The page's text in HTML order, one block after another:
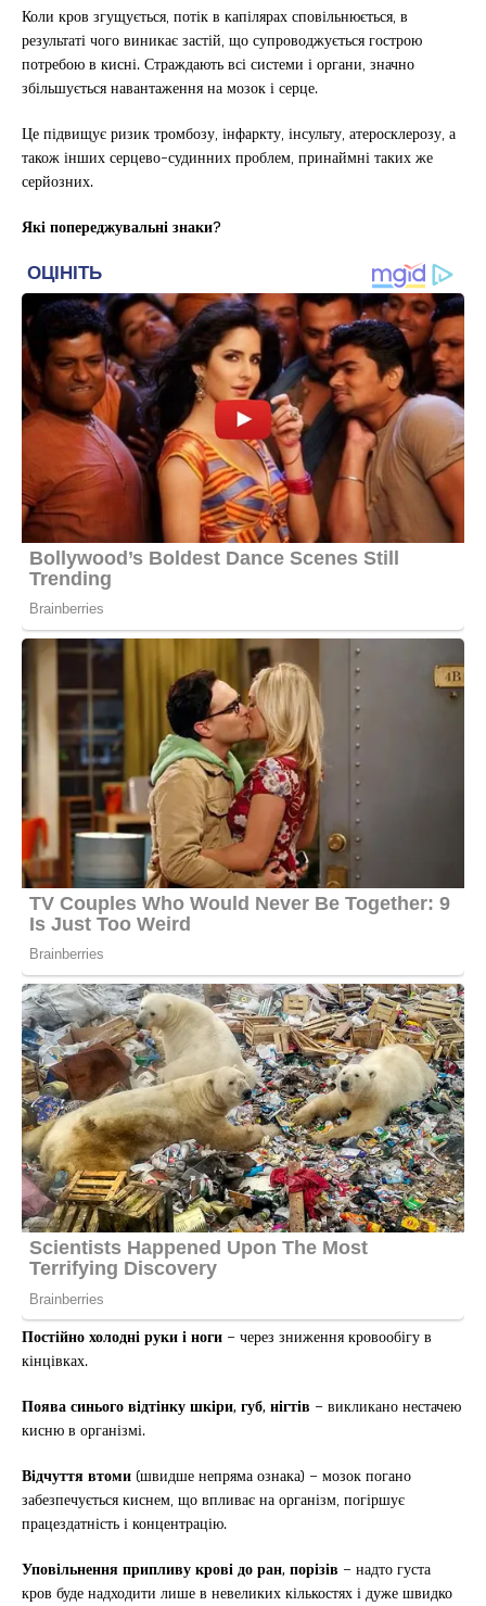
Коли кров згущується, потік в капілярах сповільнюється, в
результаті чого виникає застій, що супроводжується гострою
потребою в кисні. Страждають всі системи і органи, значно
збільшується навантаження на мозок і серце.
Це підвищує ризик тромбозу, інфаркту, інсульту, атеросклерозу, а
також інших серцево-судинних проблем, принаймні таких же
серйозних.
Які попереджувальні знаки?
Постійно холодні руки і ноги – через зниження кровообігу в
кінцівках.
Поява синього відтінку шкіри, губ, нігтів – викликано нестачею
кисню в організмі.
Відчуття втоми (швидше непряма ознака) – мозок погано
забезпечується киснем, що впливає на організм, погіршує
працездатність і концентрацію.
Уповільнення припливу крові до ран, порізів – надто густа
кров буде надходити лише в невеликих кількостях і дуже швидко